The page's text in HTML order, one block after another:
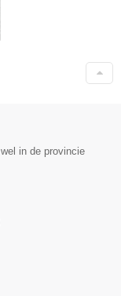
in de provincie